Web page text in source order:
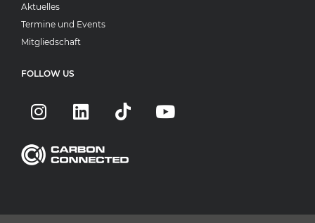
Aktuelles
Termine und Events
Mitgliedschaft
FOLLOW US